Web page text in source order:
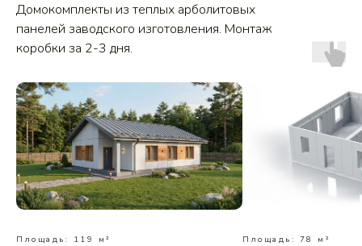
Домокомплекты из теплых арболитовых
панелей заводского изготовления. Монтаж
коробки за 2-3 дня.
Площадь: 119 м² Площадь: 78 м²